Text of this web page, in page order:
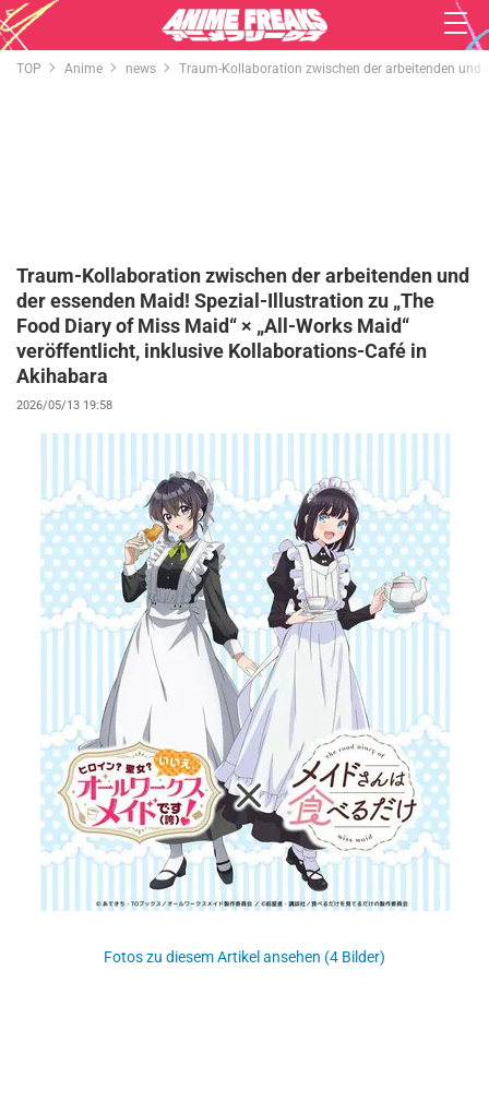
TOP Anime news Traum-Kollaboration zwischen der arbeitenden und
Traum-Kollaboration zwischen der arbeitenden und
der essenden Maid! Spezial-Illustration zu „The
Food Diary of Miss Maid“ × „All-Works Maid“
veröffentlicht, inklusive Kollaborations-Café in
Akihabara
2026/05/13 19:58
Fotos zu diesem Artikel ansehen (4 Bilder)